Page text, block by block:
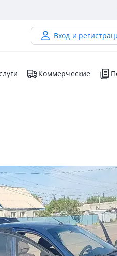
Вход и
Коммерческие